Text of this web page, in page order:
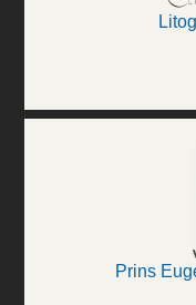
Prins